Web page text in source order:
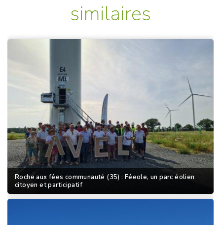
similaires
Roche aux fées communauté (35) : Féeole, un parc éolien
citoyen et participatif